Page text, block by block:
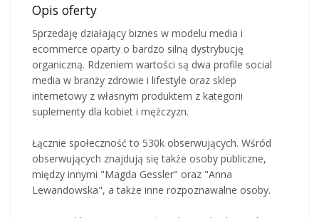
Opis oferty
Sprzedaję działający biznes w modelu media i
ecommerce oparty o bardzo silną dystrybucję
organiczną. Rdzeniem wartości są dwa profile social
media w branży zdrowie i lifestyle oraz sklep
internetowy z własnym produktem z kategorii
suplementy dla kobiet i mężczyzn.
Łącznie społeczność to 530k obserwujących. Wśród
obserwujących znajdują się także osoby publiczne,
między innymi "Magda Gessler" oraz "Anna
Lewandowska", a także inne rozpoznawalne osoby.